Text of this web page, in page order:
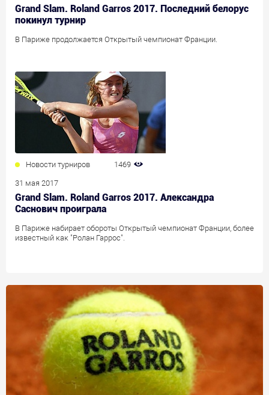
Grand Slam. Roland Garros 2017. Последний белорус
покинул турнир
В Париже продолжается Открытый чемпионат Франции.
Новости турниров 1469
31 мая 2017
Grand Slam. Roland Garros 2017. Александра
Саснович проиграла
В Париже набирает обороты Открытый чемпионат Франции, более
известный как "Ролан Гаррос".